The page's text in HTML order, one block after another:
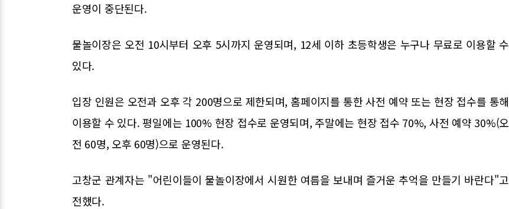
운영이 중단된다.
물놀이장은 오전 10시부터 오후 5시까지 운영되며, 12세 이하 초등학생은 누구나 무료로 이용할 수
있다.
입장 인원은 오전과 오후 각 200명으로 제한되며, 홈페이지를 통한 사전 예약 또는 현장 접수를 통해
이용할 수 있다. 평일에는 100% 현장 접수로 운영되며, 주말에는 현장 접수 70%, 사전 예약 30%(오
전 60명, 오후 60명)으로 운영된다.
고창군 관계자는 "어린이들이 물놀이장에서 시원한 여름을 보내며 즐거운 추억을 만들기 바란다"고
전했다.